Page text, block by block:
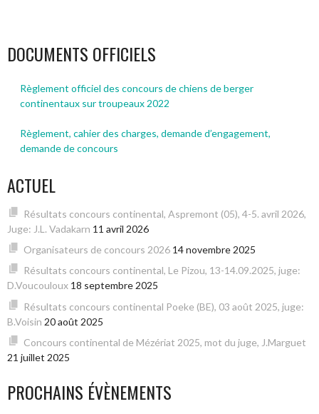
DOCUMENTS OFFICIELS
Règlement officiel des concours de chiens de berger
continentaux sur troupeaux 2022
Règlement, cahier des charges, demande d’engagement,
demande de concours
ACTUEL
Résultats concours continental, Aspremont (05), 4-5. avril 2026,
Juge: J.L. Vadakarn 11 avril 2026
Organisateurs de concours 2026 14 novembre 2025
Résultats concours continental, Le Pizou, 13-14.09.2025, juge:
D.Voucouloux 18 septembre 2025
Résultats concours continental Poeke (BE), 03 août 2025, juge:
B.Voisin 20 août 2025
Concours continental de Mézériat 2025, mot du juge, J.Marguet
21 juillet 2025
PROCHAINS ÉVÈNEMENTS